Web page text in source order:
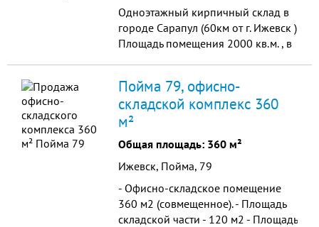
Одноэтажный кирпичный склад в
городе Сарапул (60км от г. Ижевск )
Площадь помещения 2000 кв.м. , в
железнодорожный тупик и пандус
под еврофуры. Территория
охраняемая. Возможна продажа по
частям!
Пойма 79, офисно-
складской комплекс 360
м²
Общая площадь: 360 м²
Ижевск, Пойма, 79
- Офисно-складское помещение
360 м2 (совмещенное). - Площадь
складской части - 120 м2 - Площадь